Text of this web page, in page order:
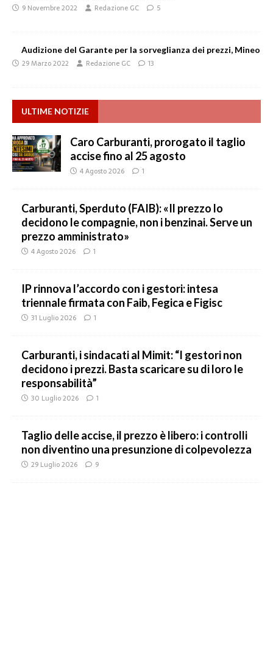
9 Novembre 2022 Redazione GC 5
Audizione del Garante per la sorveglianza dei prezzi, Mineo
29 Marzo 2022 Redazione GC 13
ULTIME NOTIZIE
Caro Carburanti, prorogato il taglio
accise fino al 25 agosto
4 Agosto 2026 1
Carburanti, Sperduto (FAIB): «Il prezzo lo
decidono le compagnie, non i benzinai. Serve un
prezzo amministrato»
4 Agosto 2026 1
IP rinnova l’accordo con i gestori: intesa
triennale firmata con Faib, Fegica e Figisc
31 Luglio 2026 1
Carburanti, i sindacati al Mimit: “I gestori non
decidono i prezzi. Basta scaricare su di loro le
responsabilità”
30 Luglio 2026 1
Taglio delle accise, il prezzo è libero: i controlli
non diventino una presunzione di colpevolezza
29 Luglio 2026 9